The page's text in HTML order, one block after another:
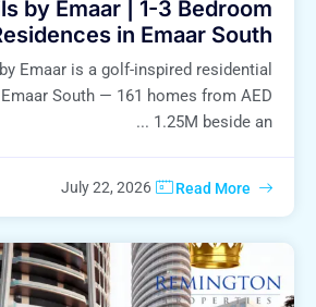
by Emaar | 1-3 Bedroom
in Emaar South
Emaar is a golf-inspired residential
South — 161 homes from AED
1.25M beside an ...
July 22, 2026 Read More